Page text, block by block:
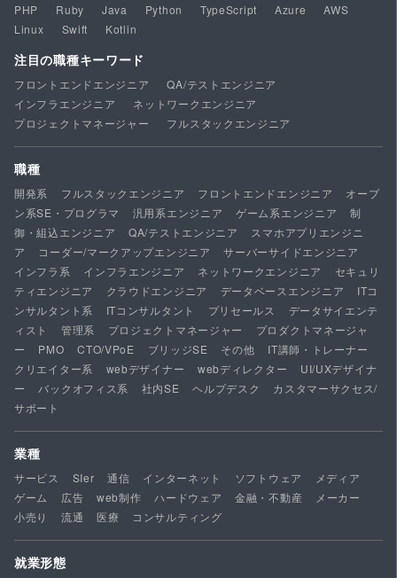
PHP Ruby Java Python TypeScript Azure
AWS
Linux
Swift Kotlin
注目の職種キーワード
フロントエンドエンジニア
QA/テストエンジニア
インフラエンジニア
ネットワークエンジニア
プロジェクトマネージャー
フルスタックエンジニア
職種
開発系 フルスタックエンジニア フロントエンドエンジニア
オープ
ン系SE・プログラマ
汎用系エンジニア ゲーム系エンジニア
制
御・組込エンジニア
QA/テストエンジニア
スマホアプリエンジニ
ア
コーダー/マークアップエンジニア
サーバーサイドエンジニア
インフラ系
インフラエンジニア ネットワークエンジニア
セキュリ
ティエンジニア
クラウドエンジニア データベースエンジニア
ITコ
ンサルタント系
ITコンサルタント プリセールス
データサイエンテ
ィスト
管理系 プロジェクトマネージャー
プロダクトマネージャ
ー
PMO CTO/VPoE ブリッジSE その他
IT講師・トレーナー
クリエイター系
webデザイナー webディレクター
UI/UXデザイナ
ー
バックオフィス系 社内SE ヘルプデスク
カスタマーサクセス/
サポート
業種
サービス SIer 通信 インターネット ソフトウェア
メディア
ゲーム
広告 web制作 ハードウェア 金融・不動産
メーカー
小売り
流通 医療 コンサルティング
就業形態